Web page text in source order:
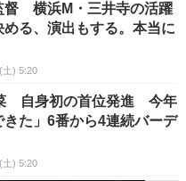
督 横浜M・三井寺の活躍
る、演出もする。本当に
土) 5:20
自身初の首位発進 今年
た」6番から4連続バーデ
土) 5:20